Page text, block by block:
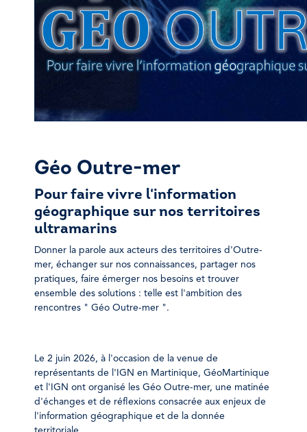
Géo Outre-mer
Pour faire vivre l'information
géographique sur nos territoires
ultramarins
Donner la parole aux acteurs des territoires d'Outre-
mer, échanger sur nos connaissances, partager nos
pratiques, faire émerger nos besoins et trouver
ensemble des solutions : telle est l'ambition des
rencontres " Géo Outre-mer ".
Le 2 juin 2026, à l'occasion de la venue de
représentants de l'IGN en Martinique, GéoMartinique
et l'IGN ont organisé les Géo Outre-mer, une matinée
d'échanges et de réflexions consacrée aux enjeux de
l'information géographique et de la donnée